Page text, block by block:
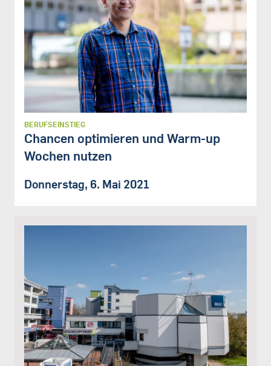
BERUFSEINSTIEG
Chancen optimieren und Warm-up
Wochen nutzen
Donnerstag, 6. Mai 2021